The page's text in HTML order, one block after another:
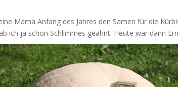
Mama Anfang des Jahres den Samen für die
ich ja schon Schlimmes geahnt. Heute war dann